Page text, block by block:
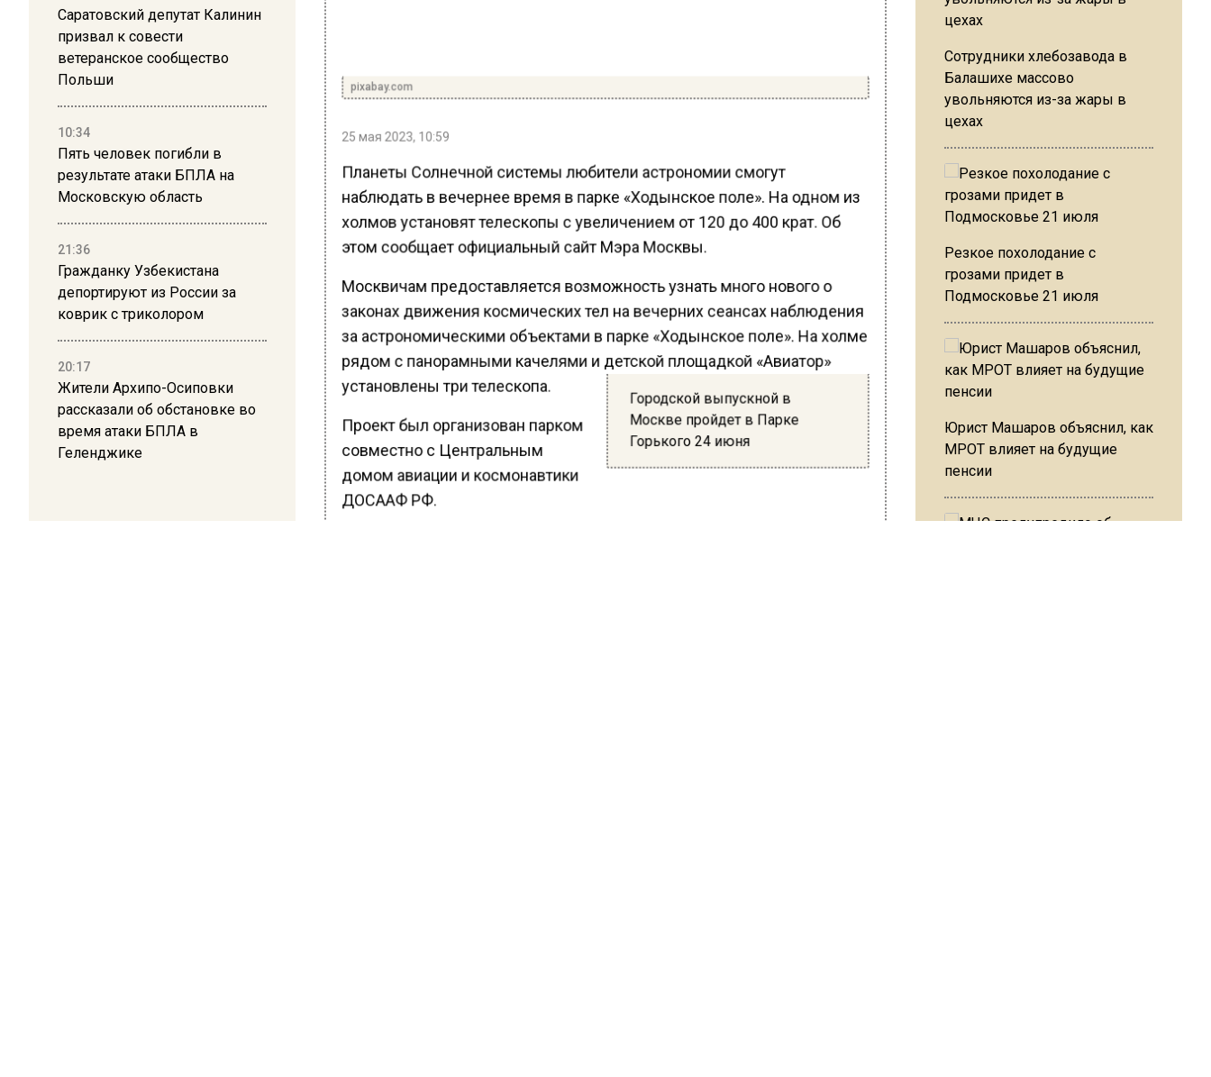
Саратовский депутат Калинин
призвал к совести
ветеранское сообщество
Польши
10:34
Пять человек погибли в
результате атаки БПЛА на
Московскую область
21:36
Гражданку Узбекистана
депортируют из России за
коврик с триколором
20:17
Жители Архипо-Осиповки
рассказали об обстановке во
время атаки БПЛА в
Геленджике
pixabay.com
25 мая 2023, 10:59
Планеты Солнечной системы любители астрономии смогут
наблюдать в вечернее время в парке «Ходынское поле». На одном из
холмов установят телескопы с увеличением от 120 до 400 крат. Об
этом сообщает официальный сайт Мэра Москвы.
Москвичам предоставляется возможность узнать много нового о
законах движения космических тел на вечерних сеансах наблюдения
за астрономическими объектами в парке «Ходынское поле». На холме
рядом с панорамными качелями и детской площадкой «Авиатор»
установлены три телескопа.
Городской выпускной в
Москве пройдет в Парке
Горького 24 июня
Проект был организован парком
совместно с Центральным
домом авиации и космонавтики
ДОСААФ РФ.
Сотрудники хлебозавода в
Балашихе массово
увольняются из-за жары в
цехах
Резкое похолодание с
грозами придет в
Подмосковье 21 июля
Юрист Машаров объяснил, как
МРОТ влияет на будущие
пенсии